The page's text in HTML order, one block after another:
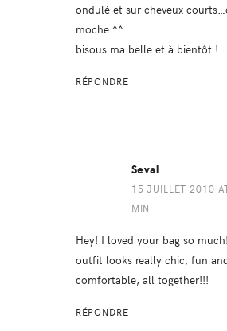
ondulé et sur cheveux
moche ^^
bisous ma belle et à bientôt !
RÉPONDRE
Seval
15 JUILLET 2010
MIN
Hey! I loved your bag so
outfit looks really chic, fun
comfortable, all together!!!
RÉPONDRE